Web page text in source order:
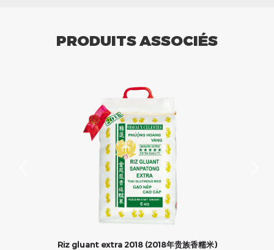
PRODUITS ASSOCIÉS
Riz gluant extra 2018 (2018年贵族香糯米)